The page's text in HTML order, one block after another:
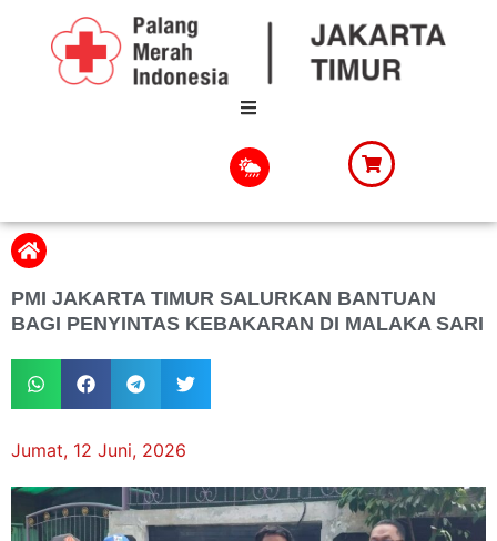
PMI JAKARTA TIMUR SALURKAN BANTUAN
BAGI PENYINTAS KEBAKARAN DI MALAKA SARI
Jumat, 12 Juni, 2026